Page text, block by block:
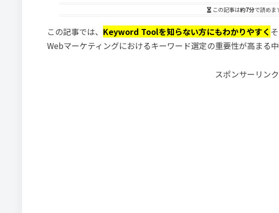
この記事は約7分で読めま
この記事では、 Keyword Toolを知らない方にもわかりやすく
Webマーケティングにおけるキーワード選定の重要性が高まる
スポンサーリンク